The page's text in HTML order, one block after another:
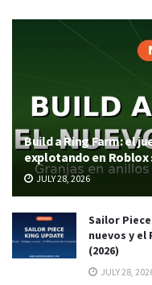
Build a Ring Farm: el
explotando en Roblox
JULY 28, 2026
Sailor
nuevos y
(2026)
JULY 28,